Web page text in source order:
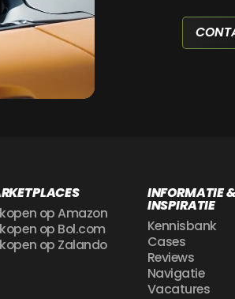
op Amazon
op Bol.com
op Zalando
INFORMATIE &
INSPIRATIE
Kennisbank
Cases
Reviews
Navigatie
Vacatures